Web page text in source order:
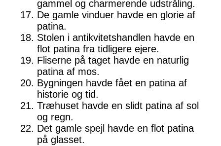
gammel og charmerende udstråling.
De gamle vinduer havde en glorie af
patina.
Stolen i antikvitetshandlen havde en
flot patina fra tidligere ejere.
Fliserne på taget havde en naturlig
patina af mos.
Bygningen havde fået en patina af
historie og tid.
Træhuset havde en slidt patina af sol
og regn.
Det gamle spejl havde en flot patina
på glasset.